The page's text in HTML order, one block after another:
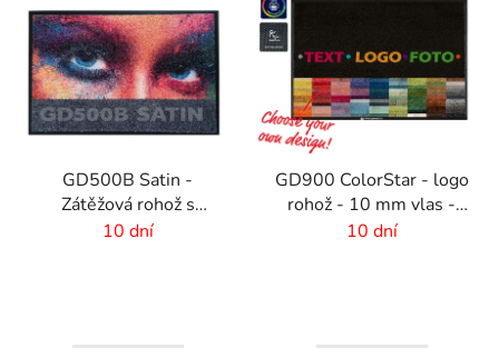
GD500B Satin -
Zátěžová rohož s
digitálnou potlačou a
10 dní
GD900 ColorStar - logo
rohož - 10 mm vlas -
rozmer na mieru
10 dní